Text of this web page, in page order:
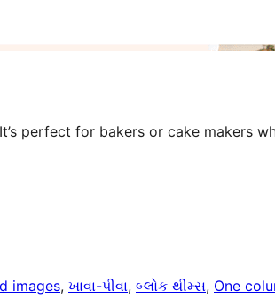
perfect for bakers or cake makers
images, ખાવા-પીવા, બ્લોક થીમ્સ, One